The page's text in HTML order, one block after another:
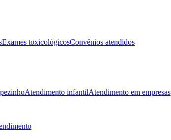
Exames toxicológicosConvênios atendidos
Atendimento infantilAtendimento em empresas